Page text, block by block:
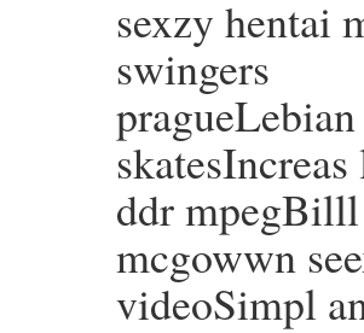
sexzy hentai
swingers
ddr mpegBilll
mcgowwn
videoSimpl